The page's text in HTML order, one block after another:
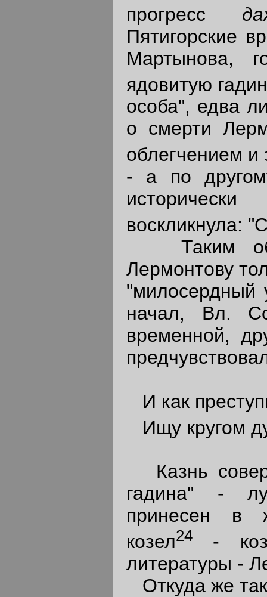
прогресс
Пятигорские
Мартынова,
ядовитую
особа", едва
о смерти
облегчением и
- a по
воскликнула:
Таким
Лермонтову
"милосердный
начал, Вл.
временной,
И как
Ищу кругом
Казнь
гадина" -
принесен в
козел24 -
литературы -
Откуда же